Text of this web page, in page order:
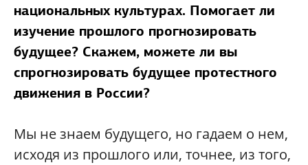
национальных культурах. Помогает ли
изучение прошлого прогнозировать
будущее? Скажем, можете ли вы
спрогнозировать будущее протестного
движения в России?
Мы не знаем будущего, но гадаем о нем,
исходя из прошлого или, точнее, из того,